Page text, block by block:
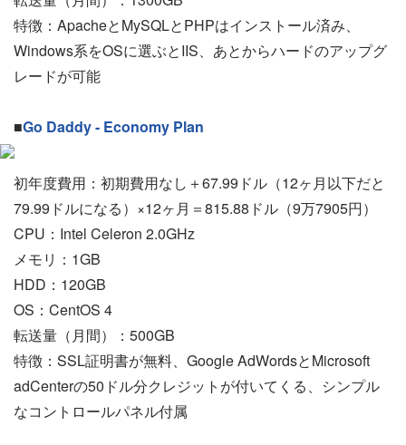
特徴：ApacheとMySQLとPHPはインストール済み、
Windows系をOSに選ぶとIIS、あとからハードのアップグ
レードが可能
■Go Daddy - Economy Plan
初年度費用：初期費用なし＋67.99ドル（12ヶ月以下だと
79.99ドルになる）×12ヶ月＝815.88ドル（9万7905円）
CPU：Intel Celeron 2.0GHz
メモリ：1GB
HDD：120GB
OS：CentOS 4
転送量（月間）：500GB
特徴：SSL証明書が無料、Google AdWordsとMicrosoft
adCenterの50ドル分クレジットが付いてくる、シンプル
なコントロールパネル付属